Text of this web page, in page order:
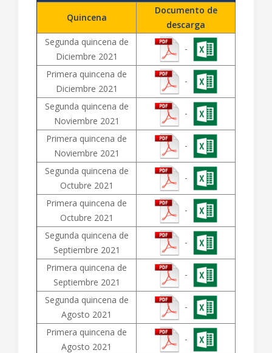
Quincena
Documento de
descarga
Segunda quincena de
Diciembre 2021
-
Primera quincena de
Diciembre 2021
-
Segunda quincena de
Noviembre 2021
-
Primera quincena de
Noviembre 2021
-
Segunda quincena de
Octubre 2021
-
Primera quincena de
Octubre 2021
-
Segunda quincena de
Septiembre 2021
-
Primera quincena de
Septiembre 2021
-
Segunda quincena de
Agosto 2021
-
Primera quincena de
Agosto 2021
-